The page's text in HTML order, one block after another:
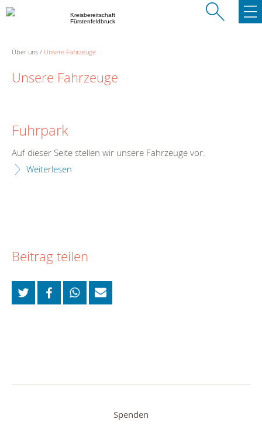
Kreisbereitschaft
Fürstenfeldbruck
Über uns Unsere Fahrzeuge
Unsere Fahrzeuge
Fuhrpark
Auf dieser Seite stellen wir unsere Fahrzeuge vor.
Weiterlesen
Beitrag teilen
Spenden